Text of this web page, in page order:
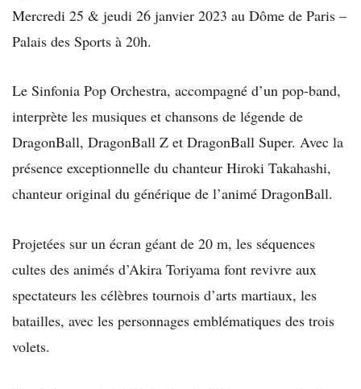
Mercredi 25 & jeudi 26 janvier 2023 au Dôme de Paris –
Palais des Sports à 20h.
Le Sinfonia Pop Orchestra, accompagné d’un pop-band,
interprète les musiques et chansons de légende de
DragonBall, DragonBall Z et DragonBall Super. Avec la
présence exceptionnelle du chanteur Hiroki Takahashi,
chanteur original du générique de l’animé DragonBall.
Projetées sur un écran géant de 20 m, les séquences
cultes des animés d’Akira Toriyama font revivre aux
spectateurs les célèbres tournois d’arts martiaux, les
batailles, avec les personnages emblématiques des trois
volets.